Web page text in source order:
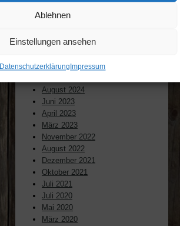
Ablehnen
Einstellungen ansehen
Datenschutzerklärung Impressum
April 2026
Juli 2025
August 2024
Juni 2023
April 2023
März 2023
November 2022
August 2022
Dezember 2021
Oktober 2021
Juli 2021
Juli 2020
Mai 2020
März 2020